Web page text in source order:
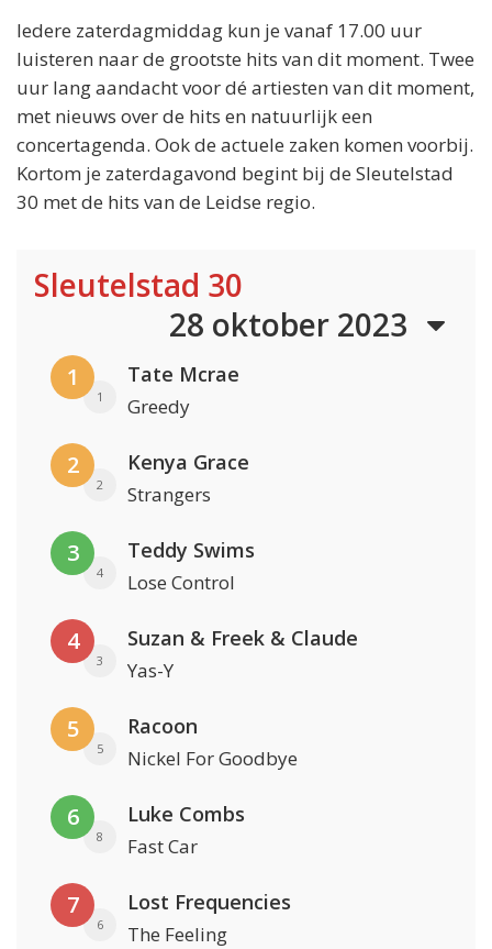
Iedere zaterdagmiddag kun je vanaf 17.00 uur
luisteren naar de grootste hits van dit moment. Twee
uur lang aandacht voor dé artiesten van dit moment,
met nieuws over de hits en natuurlijk een
concertagenda. Ook de actuele zaken komen voorbij.
Kortom je zaterdagavond begint bij de Sleutelstad
30 met de hits van de Leidse regio.
Sleutelstad 30
28 oktober 2023
1
1
Tate Mcrae
Greedy
2
2
Kenya Grace
Strangers
3
4
Teddy Swims
Lose Control
4
3
Suzan & Freek & Claude
Yas-Y
5
5
Racoon
Nickel For Goodbye
6
8
Luke Combs
Fast Car
7
6
Lost Frequencies
The Feeling